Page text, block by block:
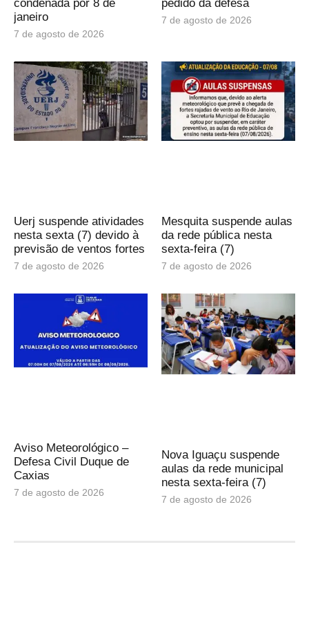
condenada por 8 de
janeiro
7 de agosto de 2026
pedido da defesa
7 de agosto de 2026
Uerj suspende atividades
nesta sexta (7) devido à
previsão de ventos fortes
7 de agosto de 2026
Mesquita suspende aulas
da rede pública nesta
sexta-feira (7)
7 de agosto de 2026
Aviso Meteorológico –
Defesa Civil Duque de
Caxias
7 de agosto de 2026
Nova Iguaçu suspende
aulas da rede municipal
nesta sexta-feira (7)
7 de agosto de 2026